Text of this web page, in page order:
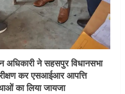
अधिकारी ने सहसपुर विधानसभा
कर एसआईआर आपत्ति
का लिया जायजा